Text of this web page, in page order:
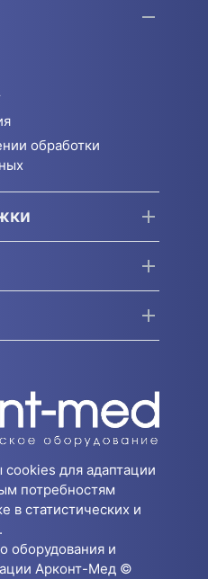
обработки
для адаптации
потребностям
в статистических и
оборудования и
Арконт-Мед ©